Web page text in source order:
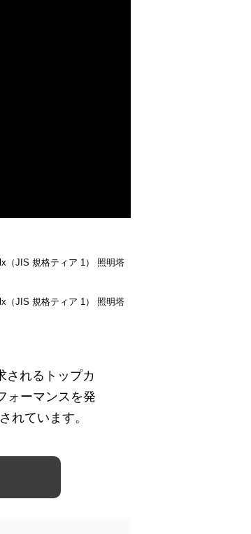
JIS 規格ティア 1） 照明塔
JIS 規格ティア 1） 照明塔
されるトップカ
ォーマンスを発
れています。